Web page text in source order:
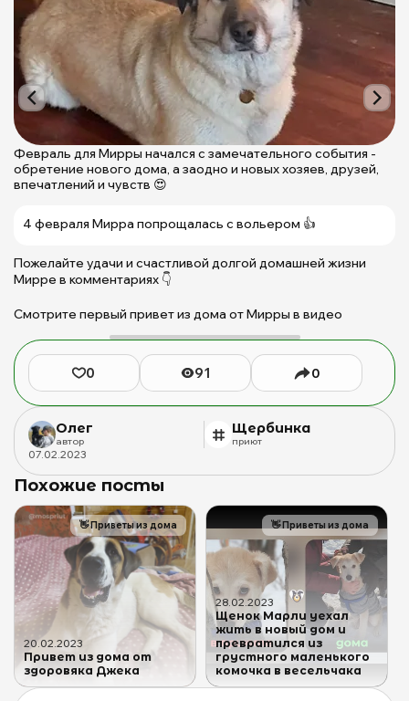
Февраль для Мирры начался с замечательного события -
обретение нового дома, а заодно и новых хозяев, друзей,
впечатлений и чувств 😍
4 февраля Мирра попрощалась с вольером 👍
Пожелайте удачи и счастливой долгой домашней жизни
Мирре в комментариях 👇
Смотрите первый привет из дома от Мирры в видео
0 91 0
Олег
автор
Щербинка
приют
07.02.2023
Похожие посты
20.02.2023
Привет из дома от
здоровяка Джека
👋Приветы из дома
28.02.2023
Щенок Марли уехал
жить в новый дом и
превратился из
грустного маленького
комочка в весельчака
👋Приветы из дома